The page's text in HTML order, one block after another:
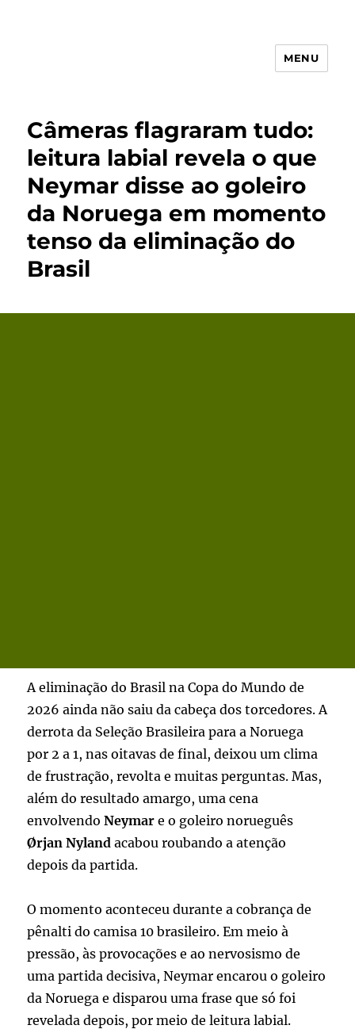
MENU
Câmeras flagraram tudo:
leitura labial revela o que
Neymar disse ao goleiro
da Noruega em momento
tenso da eliminação do
Brasil
A eliminação do Brasil na Copa do Mundo de
2026 ainda não saiu da cabeça dos torcedores. A
derrota da Seleção Brasileira para a Noruega
por 2 a 1, nas oitavas de final, deixou um clima
de frustração, revolta e muitas perguntas. Mas,
além do resultado amargo, uma cena
envolvendoNeymar e o goleiro norueguês
Ørjan Nyland acabou roubando a atenção
depois da partida.
O momento aconteceu durante a cobrança de
pênalti do camisa 10 brasileiro. Em meio à
pressão, às provocações e ao nervosismo de
uma partida decisiva, Neymar encarou o goleiro
da Noruega e disparou uma frase que só foi
revelada depois, por meio de leitura labial.